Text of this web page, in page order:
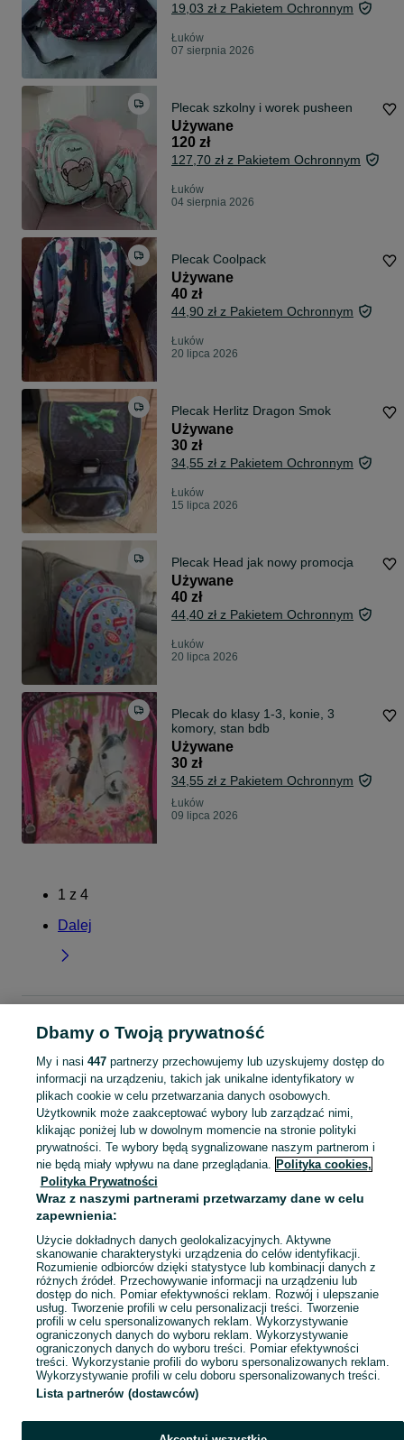
19,03 zł z Pakietem Ochronnym
Łuków
07 sierpnia 2026
Plecak szkolny i worek pusheen
Używane
120 zł
127,70 zł z Pakietem Ochronnym
Łuków
04 sierpnia 2026
Plecak Coolpack
Używane
40 zł
44,90 zł z Pakietem Ochronnym
Łuków
20 lipca 2026
Plecak Herlitz Dragon Smok
Używane
30 zł
34,55 zł z Pakietem Ochronnym
Łuków
15 lipca 2026
Plecak Head jak nowy promocja
Używane
40 zł
44,40 zł z Pakietem Ochronnym
Łuków
20 lipca 2026
Plecak do klasy 1-3, konie, 3
komory, stan bdb
Używane
30 zł
34,55 zł z Pakietem Ochronnym
Łuków
09 lipca 2026
1 z 4
Dalej
- Lubelskie
Plecaki szkolne - Łuków
KATEGORIA
bidon szkolny,worek na obuwie,śniadaniówka szkolna Zobacz
Mapa kategorii
Mapa miejscowości
Mapa ministron
Popularne wyszukiwania
Dbamy o Twoją prywatność
My i nasi 447partnerzy przechowujemy lub uzyskujemy dostęp do
informacji na urządzeniu, takich jak unikalne identyfikatory w
plikach cookie w celu przetwarzania danych osobowych.
Użytkownik może zaakceptować wybory lub zarządzać nimi,
klikając poniżej lub w dowolnym momencie na stronie polityki
prywatności. Te wybory będą sygnalizowane naszym partnerom i
nie będą miały wpływu na dane przeglądania. Polityka cookies,
Polityka Prywatności
Wraz z naszymi partnerami przetwarzamy dane w celu
zapewnienia:
Użycie dokładnych danych geolokalizacyjnych. Aktywne
skanowanie charakterystyki urządzenia do celów identyfikacji.
Rozumienie odbiorców dzięki statystyce lub kombinacji danych z
różnych źródeł. Przechowywanie informacji na urządzeniu lub
dostęp do nich. Pomiar efektywności reklam. Rozwój i ulepszanie
usług. Tworzenie profili w celu personalizacji treści. Tworzenie
profili w celu spersonalizowanych reklam. Wykorzystywanie
ograniczonych danych do wyboru reklam. Wykorzystywanie
ograniczonych danych do wyboru treści. Pomiar efektywności
treści. Wykorzystanie profili do wyboru spersonalizowanych reklam.
Wykorzystywanie profili w celu doboru spersonalizowanych treści.
Lista partnerów (dostawców)